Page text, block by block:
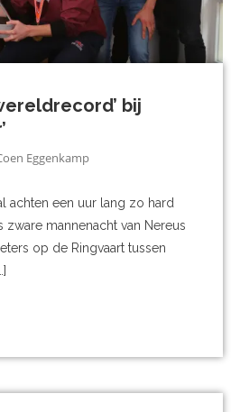
bij
Eggenkamp
achten een uur lang zo hard
zware mannenacht van Nereus
op de Ringvaart tussen